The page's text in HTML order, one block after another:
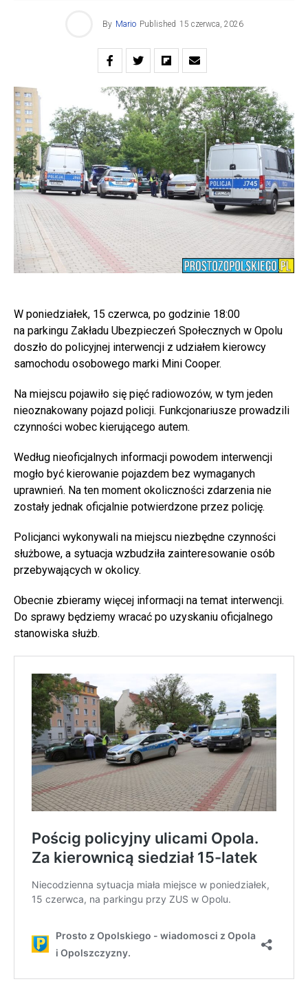
By Mario Published 15 czerwca, 2026
W poniedziałek, 15 czerwca, po godzinie 18:00
na parkingu Zakładu Ubezpieczeń Społecznych w Opolu
doszło do policyjnej interwencji z udziałem kierowcy
samochodu osobowego marki Mini Cooper.
Na miejscu pojawiło się pięć radiowozów, w tym jeden
nieoznakowany pojazd policji. Funkcjonariusze prowadzili
czynności wobec kierującego autem.
Według nieoficjalnych informacji powodem interwencji
mogło być kierowanie pojazdem bez wymaganych
uprawnień. Na ten moment okoliczności zdarzenia nie
zostały jednak oficjalnie potwierdzone przez policję.
Policjanci wykonywali na miejscu niezbędne czynności
służbowe, a sytuacja wzbudziła zainteresowanie osób
przebywających w okolicy.
Obecnie zbieramy więcej informacji na temat interwencji.
Do sprawy będziemy wracać po uzyskaniu oficjalnego
stanowiska służb.